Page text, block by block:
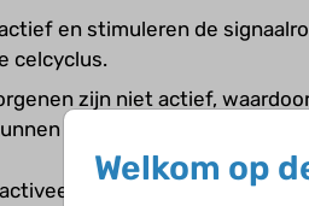
en stimuleren de
celcyclus.
zijn niet actief,
groeien.
wordt meer eiwit
Welkom op